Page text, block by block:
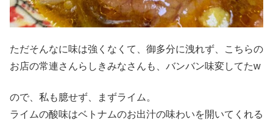
ただそんなに味は強くなくて、御多分に洩れず、こちらの
お店の常連さんらしきみなさんも、バンバン味変してたw
ので、私も臆せず、まずライム。
ライムの酸味はベトナムのお出汁の味わいを開いてくれる